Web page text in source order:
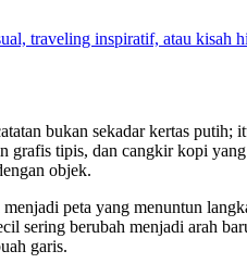
traveling inspiratif, atau kisah
bukan sekadar kertas putih;
tipis, dan cangkir kopi
objek.
peta yang menuntun
sering berubah menjadi arah
garis.